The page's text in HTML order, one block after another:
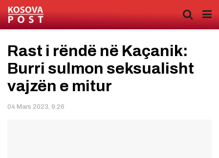
Rast i rëndë në Kaçanik:
Burri sulmon seksualisht
vajzën e mitur
04 Mars 2023, 9:26